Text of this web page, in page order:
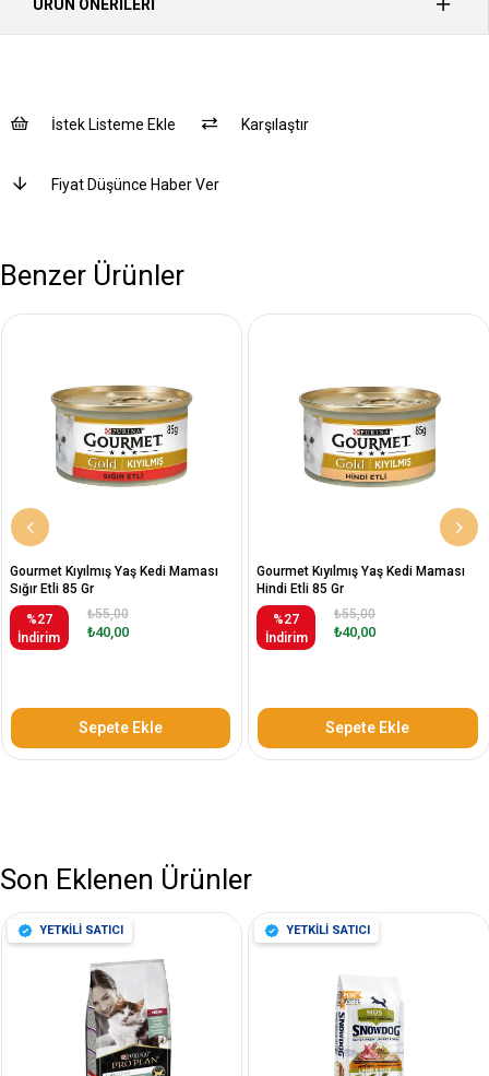
ÜRÜN ÖNERILERI
İstek Listeme Ekle Karşılaştır
Fiyat Düşünce Haber Ver
Benzer Ürünler
Gourmet Kıyılmış Yaş Kedi Maması
Sığır Etli 85 Gr
%27
İndirim
₺40,00
₺55,00
Sepete Ekle
Gourmet Kıyılmış Yaş Kedi Maması
Hindi Etli 85 Gr
%27
İndirim
₺40,00
₺55,00
Sepete Ekle
Son Eklenen Ürünler
YETKİLİ SATICI YETKİLİ SATICI